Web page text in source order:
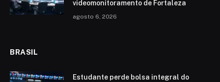
videomonitoramento de Fortaleza
agosto 6, 2026
BRASIL
Estudante perde bolsa integral do